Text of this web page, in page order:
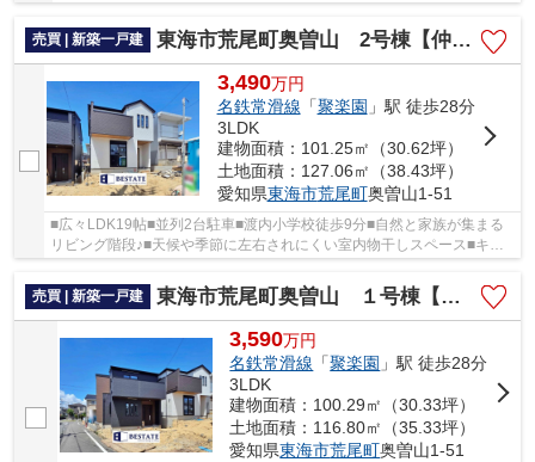
売買 | 新築一戸建 東海市荒尾町奥曽山 2号棟【仲介手数料0円】
3,490万円
名鉄常滑線 「聚楽園 」駅 徒歩28分
3LDK
建物面積：101.25㎡（30.62坪）
土地面積：127.06㎡（38.43坪）
愛知県東海市荒尾町奥曽山1-51
■広々LDK19帖■並列2台駐車■渡内小学校徒歩9分■自然と家族が集まる
リビング階段♪■天候や季節に左右されにくい室内物干しスペース■キッ
売買 | 新築一戸建
東海市荒尾町奥曽山 １号棟【仲介手数料0円】
3,590万円
名鉄常滑線 「聚楽園 」駅 徒歩28分
3LDK
建物面積：100.29㎡（30.33坪）
土地面積：116.80㎡（35.33坪）
愛知県東海市荒尾町奥曽山1-51